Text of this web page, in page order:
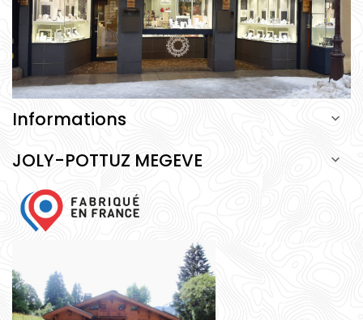
Informations 
JOLY-POTTUZ MEGEVE 